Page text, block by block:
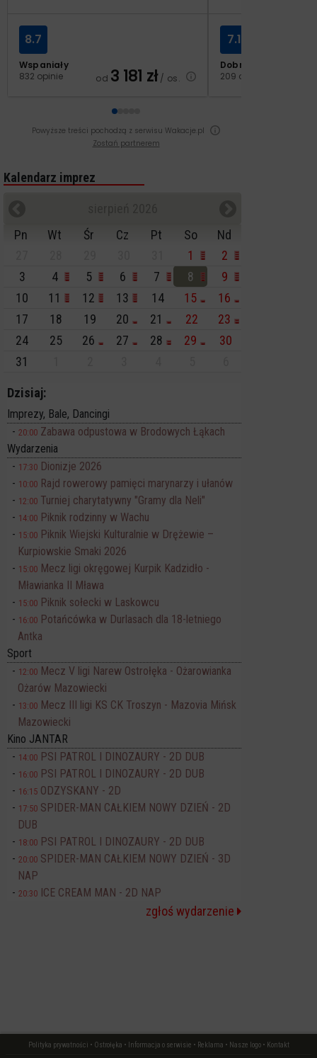
Wspaniały
832 opinie
8.7
od 3 181 zł/ os.
Dobry
209 opinii
7.1
Powyższe treści pochodzą z serwisu Wakacje.pl
Zostań partnerem
Kalendarz imprez
Pn
Wt Śr Cz Pt So
Nd
1
2
3
4 5 6 7 8
9
10
11 12 13 14 15
16
17
18 19 20 21 22
23
24
25 26 27 28 29
30
31
Dzisiaj:
Imprezy, Bale, Dancingi
20:00 Zabawa odpustowa w Brodowych Łąkach
Wydarzenia
17:30 Dionizje 2026
10:00 Rajd rowerowy pamięci marynarzy i ułanów
12:00 Turniej charytatywny "Gramy dla Neli"
14:00 Piknik rodzinny w Wachu
15:00 Piknik Wiejski Kulturalnie w Drężewie –
Kurpiowskie Smaki 2026
15:00 Mecz ligi okręgowej Kurpik Kadzidło -
Mławianka II Mława
15:00 Piknik sołecki w Laskowcu
16:00 Potańcówka w Durlasach dla 18-letniego
Antka
Sport
12:00 Mecz V ligi Narew Ostrołęka - Ożarowianka
Ożarów Mazowiecki
13:00 Mecz III ligi KS CK Troszyn - Mazovia Mińsk
Mazowiecki
Kino JANTAR
14:00 PSI PATROL I DINOZAURY - 2D DUB
16:00 PSI PATROL I DINOZAURY - 2D DUB
16:15 ODZYSKANY - 2D
17:50 SPIDER-MAN CAŁKIEM NOWY DZIEŃ - 2D
DUB
18:00 PSI PATROL I DINOZAURY - 2D DUB
20:00 SPIDER-MAN CAŁKIEM NOWY DZIEŃ - 3D
NAP
20:30 ICE CREAM MAN - 2D NAP
zgłoś wydarzenie
Polityka prywatności • Ostrołęka • Informacja o serwisie • Reklama • Nasze logo• Kontakt